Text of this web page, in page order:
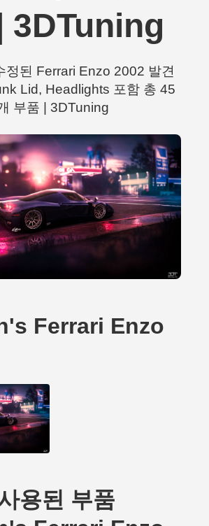
3DTuning
정된 Ferrari Enzo 2002 발견
Lid, Headlights 포함 총 45
부품 | 3DTuning
Ferrari Enzo
용된 부품